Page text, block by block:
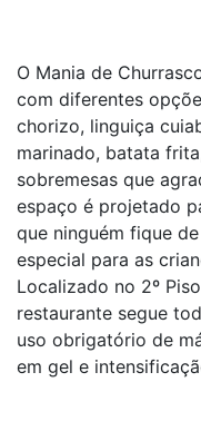
O Mania de
com diferentes
chorizo, linguiça
marinado, batata
sobremesas que
espaço é projetado
que ninguém fique
especial para as
Localizado no 2º
restaurante segue
uso obrigatório de
em gel e